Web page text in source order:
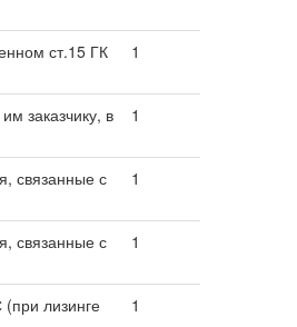
ст.15 ГК
1
заказчику, в
1
связанные с
1
связанные с
1
лизинге
1